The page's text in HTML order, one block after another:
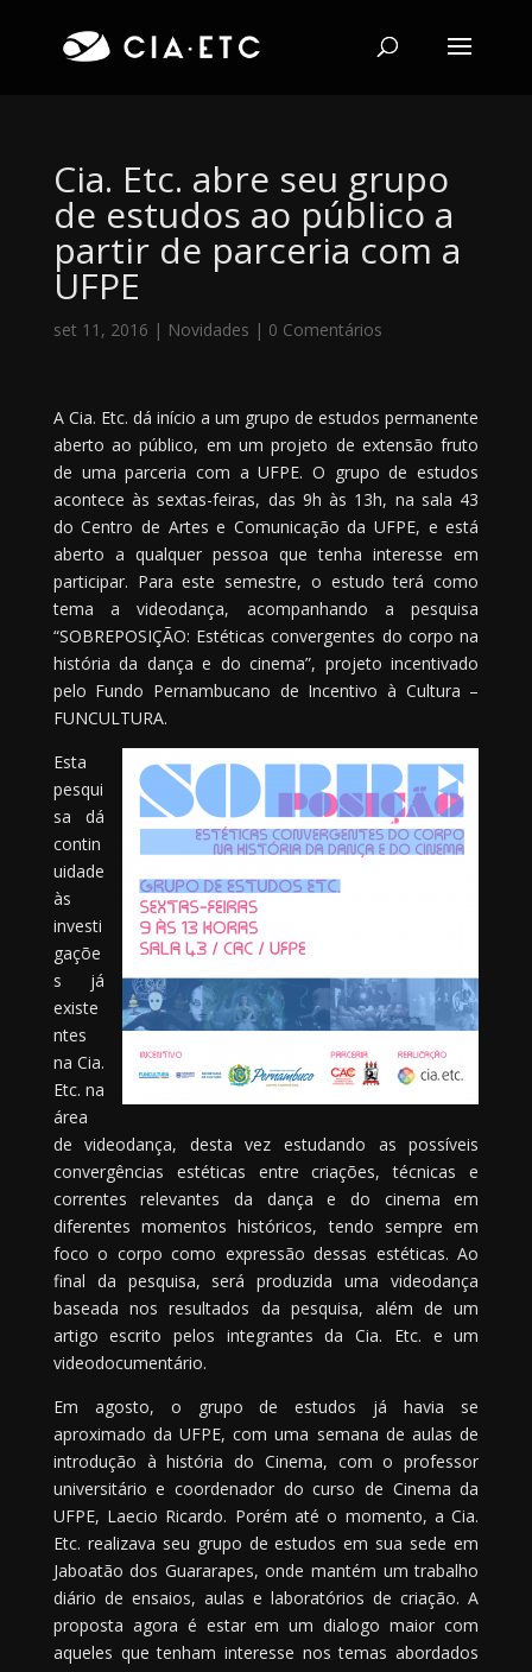
Cia. Etc. abre seu grupo
de estudos ao público a
partir de parceria com a
UFPE
set 11, 2016 | Novidades | 0 Comentários
A Cia. Etc. dá início a um grupo de estudos permanente
aberto ao público, em um projeto de extensão fruto
de uma parceria com a UFPE. O grupo de estudos
acontece às sextas-feiras, das 9h às 13h, na sala 43
do Centro de Artes e Comunicação da UFPE, e está
aberto a qualquer pessoa que tenha interesse em
participar. Para este semestre, o estudo terá como
tema a videodança, acompanhando a pesquisa
“SOBREPOSIÇÃO: Estéticas convergentes do corpo na
história da dança e do cinema”, projeto incentivado
pelo Fundo Pernambucano de Incentivo à Cultura –
FUNCULTURA.
Esta
pesqui
sa dá
contin
uidade
às
investi
gaçõe
s já
existe
ntes
na Cia.
Etc. na
área
de videodança, desta vez estudando as possíveis
convergências estéticas entre criações, técnicas e
correntes relevantes da dança e do cinema em
diferentes momentos históricos, tendo sempre em
foco o corpo como expressão dessas estéticas. Ao
final da pesquisa, será produzida uma videodança
baseada nos resultados da pesquisa, além de um
artigo escrito pelos integrantes da Cia. Etc. e um
videodocumentário.
Em agosto, o grupo de estudos já havia se
aproximado da UFPE, com uma semana de aulas de
introdução à história do Cinema, com o professor
universitário e coordenador do curso de Cinema da
UFPE, Laecio Ricardo. Porém até o momento, a Cia.
Etc. realizava seu grupo de estudos em sua sede em
Jaboatão dos Guararapes, onde mantém um trabalho
diário de ensaios, aulas e laboratórios de criação. A
proposta agora é estar em um dialogo maior com
aqueles que tenham interesse nos temas abordados